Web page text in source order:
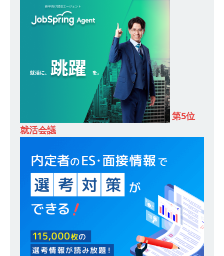
ル、マーケティング、ブランディングが経験でき
る ｜ 土日祝休み ｜ 年間休日124日 ｜ ギミック
体育会積極採用企業
[ 2026年5月14日 ] 【 28卒 ｜ 不動産・営業を知
れる仕事体験開催 】大阪勤務・転勤なし ｜ 関西
知名度抜群の総合不動産会社 ｜ マンション販売
戸数近畿圏第3位 ｜ 初任給30万+手当、1年目で
[ 2026年5月14日 ] 【 28卒 ｜ 30分のオンライン
業界研究・企業説明会 】 世界最大級の金融サー
ビス機関 ｜ BtoBtoCの代理店営業 ｜ 20代で年
収1,000万円目指せる ｜ 賞与年4回・年間休日
120日以上 ｜ ジブラルタ生命
体育会積極採用
企業
第5位
就活会議